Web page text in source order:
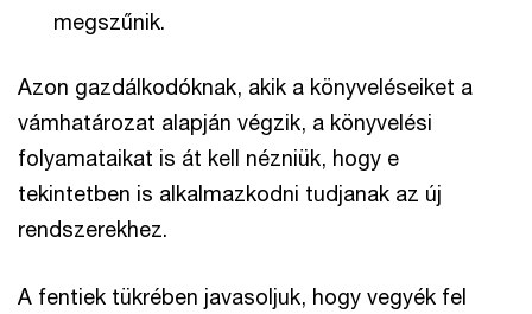
megszűnik.
Azon gazdálkodóknak, akik a könyveléseiket a
vámhatározat alapján végzik, a könyvelési
folyamataikat is át kell nézniük, hogy e
tekintetben is alkalmazkodni tudjanak az új
rendszerekhez.
A fentiek tükrében javasoljuk, hogy vegyék fel